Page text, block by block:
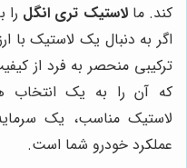
کند. مالاستیک تری انگل
اگر به دنبال یک لاستیک با
ترکیبی منحصر به فرد از
که آن را به یک انتخاب
لاستیک مناسب، یک
عملکرد خودرو شما است.